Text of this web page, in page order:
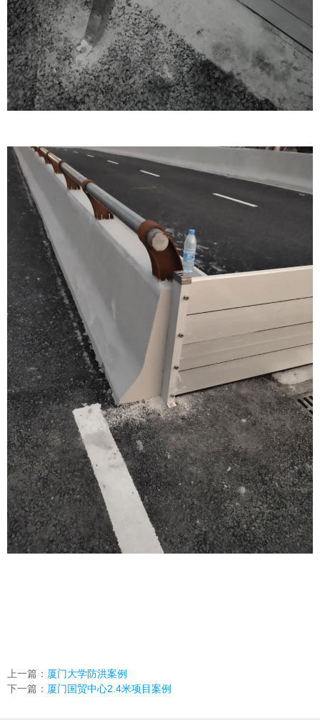
上一篇： 厦门大学防洪案例
下一篇： 厦门国贸中心2.4米项目案例